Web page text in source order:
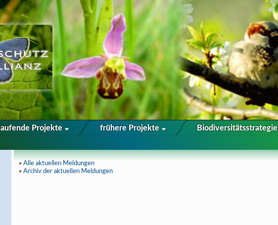
laufende Projekte frühere Projekte Biodiversitätsstrategie
» Alle aktuellen Meldungen
» Archiv der aktuellen Meldungen